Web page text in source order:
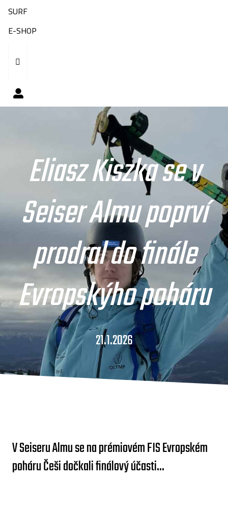
SURF
E-SHOP
Eliasz Kiszka se v
Seiser Almu poprví
prodral do finále
Evropskýho poháru
21.1.2026
V Seiseru Almu se na prémiovém FIS Evropském
poháru Češi dočkali finálový účasti...